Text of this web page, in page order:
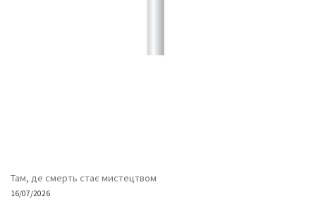
Там, де смерть стає мистецтвом
16/07/2026